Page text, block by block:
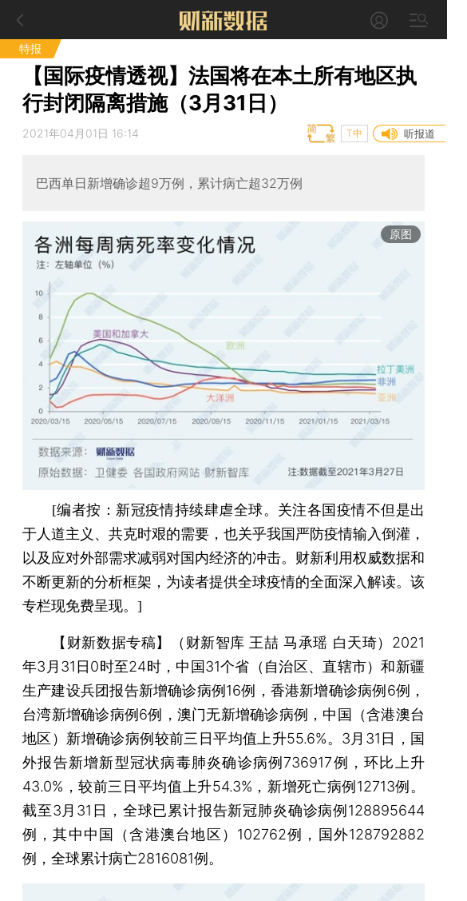
特报
【国际疫情透视】法国将在本土所有地区执
行封闭隔离措施（3月31日）
2021年04月01日 16:14 听报道
T中
巴西单日新增确诊超9万例，累计病亡超32万例
原图
[编者按： 新冠疫情持续肆虐全球。关注各国疫情不但是出
于人道主义、共克时艰的需要，也关乎我国严防疫情输入倒灌，
以及应对外部需求减弱对国内经济的冲击。财新利用权威数据和
不断更新的分析框架，为读者提供全球疫情的全面深入解读。该
专栏现免费呈现。]
【财新数据专稿】（财新智库 王喆 马承瑶 白天琦） 2021
年3月31日0时至24时，中国31个省（自治区、直辖市）和新疆
生产建设兵团报告新增确诊病例16例，香港新增确诊病例6例，
台湾新增确诊病例6例，澳门无新增确诊病例，中国（含港澳台
地区）新增确诊病例较前三日平均值上升55.6%。3月31日，国
外报告新增新型冠状病毒肺炎确诊病例736917例，环比上升
43.0%，较前三日平均值上升54.3%，新增死亡病例12713例。
截至3月31日，全球已累计报告新冠肺炎确诊病例128895644
例，其中中国（含港澳台地区）102762例，国外128792882
例，全球累计病亡2816081例。